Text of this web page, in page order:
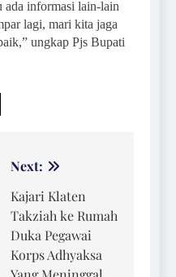
ada informasi lain-lain
lagi, mari kita jaga
ungkap Pjs Bupati
Next:
Kajari Klaten
Takziah ke Rumah
Duka Pegawai
Korps Adhyaksa